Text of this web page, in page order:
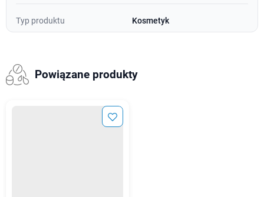
Typ produktu Kosmetyk
Powiązane produkty